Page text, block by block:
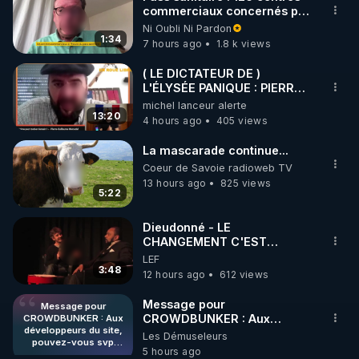
🌱 INSTAGRAM
https://www.instagram.com/rdlr_thierrycasasnovas/
http://rgnr.li/instagram
🌱 LA NEWSLETTER
Pour ne pas rater l’actualité RGNR (stages,
http://rgnr.li/news
🌱 VIDÉOS NON CENSURÉES SUR ODYSEE
Toutes les vidéos Youtube sont aussi sur la
http://rgnr.li/odysee
🌱 LES STAGES EN PRÉSENTIEL
http://rgnr.li/stages
1:34
commerciaux concernés par
l'obligation dans toute la
France
Ni Oubli Ni Pardon
7 hours ago
1.8 k views
13:20
( LE DICTATEUR DE )
L'ÉLYSÉE PANIQUE : PIERRE
GUILLAUME MERCADAL
BALANCE TOUT
michel lanceur alerte
4 hours ago
405 views
5:22
La mascarade continue...
Coeur de Savoie radioweb TV
13 hours ago
825 views
3:48
Dieudonné - LE
CHANGEMENT C'EST
MAINTENANT
LEF
12 hours ago
612 views
Message pour
CROWDBUNKER : Aux
développeurs du site,
pouvez-vous svp
remettre la
Message pour
CROWDBUNKER : Aux
développeurs du site,
pouvez-vous svp remettre la
Les Démuseleurs
5 hours ago